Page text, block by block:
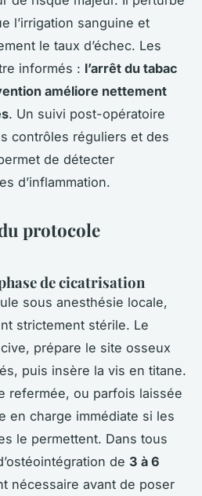
l’irrigation sanguine et
le taux d’échec. Les
informés : l’arrêt du tabac
améliore nettement
. Un suivi post-opératoire
contrôles réguliers et des
de détecter
d’inflammation.
protocole
de cicatrisation
sous anesthésie locale,
strictement stérile. Le
prépare le site osseux
puis insère la vis en titane.
refermée, ou parfois laissée
en charge immédiate si les
le permettent. Dans tous
de 3 à 6
nécessaire avant de poser